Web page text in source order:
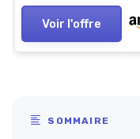
Voir l'offre
SOMMAIRE